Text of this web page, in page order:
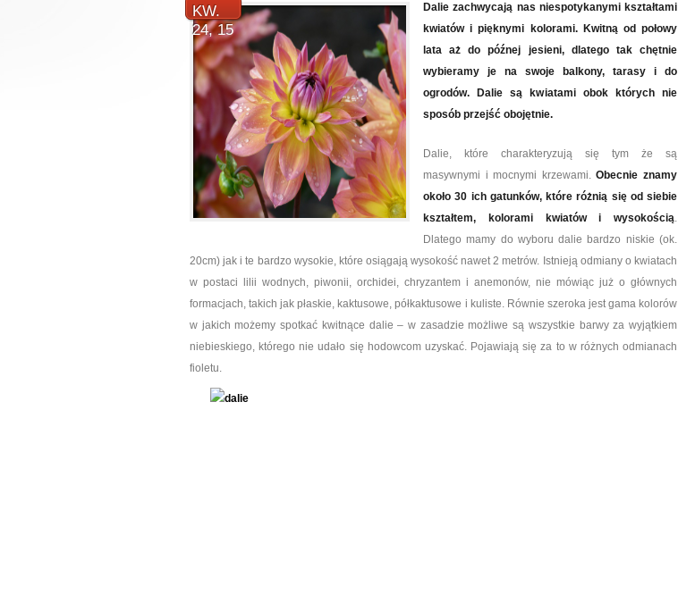
KW.
24, 15
Dalie zachwycają nas niespotykanymi kształtami
kwiatów i pięknymi kolorami. Kwitną od połowy
lata aż do późnej jesieni, dlatego tak chętnie
wybieramy je na swoje balkony, tarasy i do
ogrodów. Dalie są kwiatami obok których nie
sposób przejść obojętnie.
Dalie, które charakteryzują się tym że są
masywnymi i mocnymi krzewami.Obecnie znamy
około 30 ich gatunków, które różnią się od siebie
kształtem, kolorami kwiatów i wysokością.
Dlatego mamy do wyboru dalie bardzo niskie (ok.
20cm) jak i te bardzo wysokie, które osiągają wysokość nawet 2 metrów. Istnieją odmiany o kwiatach
w postaci lilii wodnych, piwonii, orchidei, chryzantem i anemonów, nie mówiąc już o głównych
formacjach, takich jak płaskie, kaktusowe, półkaktusowe i kuliste. Równie szeroka jest gama kolorów
w jakich możemy spotkać kwitnące dalie – w zasadzie możliwe są wszystkie barwy za wyjątkiem
niebieskiego, którego nie udało się hodowcom uzyskać. Pojawiają się za to w różnych odmianach
fioletu.